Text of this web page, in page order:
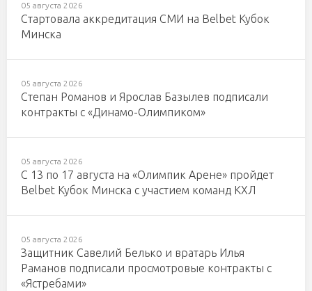
05 августа 2026
Стартовала аккредитация СМИ на Belbet Кубок
Минска
05 августа 2026
Степан Романов и Ярослав Базылев подписали
контракты с «Динамо-Олимпиком»
05 августа 2026
С 13 по 17 августа на «Олимпик Арене» пройдет
Belbet Кубок Минска с участием команд КХЛ
05 августа 2026
Защитник Савелий Белько и вратарь Илья
Раманов подписали просмотровые контракты с
«Ястребами»